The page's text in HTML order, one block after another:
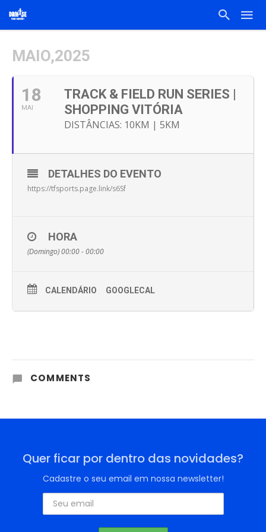
MAIO,2025
18
MAI
TRACK & FIELD RUN SERIES |
SHOPPING VITÓRIA
DISTÂNCIAS: 10KM | 5KM
DETALHES DO EVENTO
https://tfsports.page.link/s6Sf
HORA
(Domingo) 00:00 - 00:00
CALENDÁRIO GOOGLECAL
COMMENTS
Quer ficar por dentro das novidades?
Cadastre o seu email em nossa newsletter!